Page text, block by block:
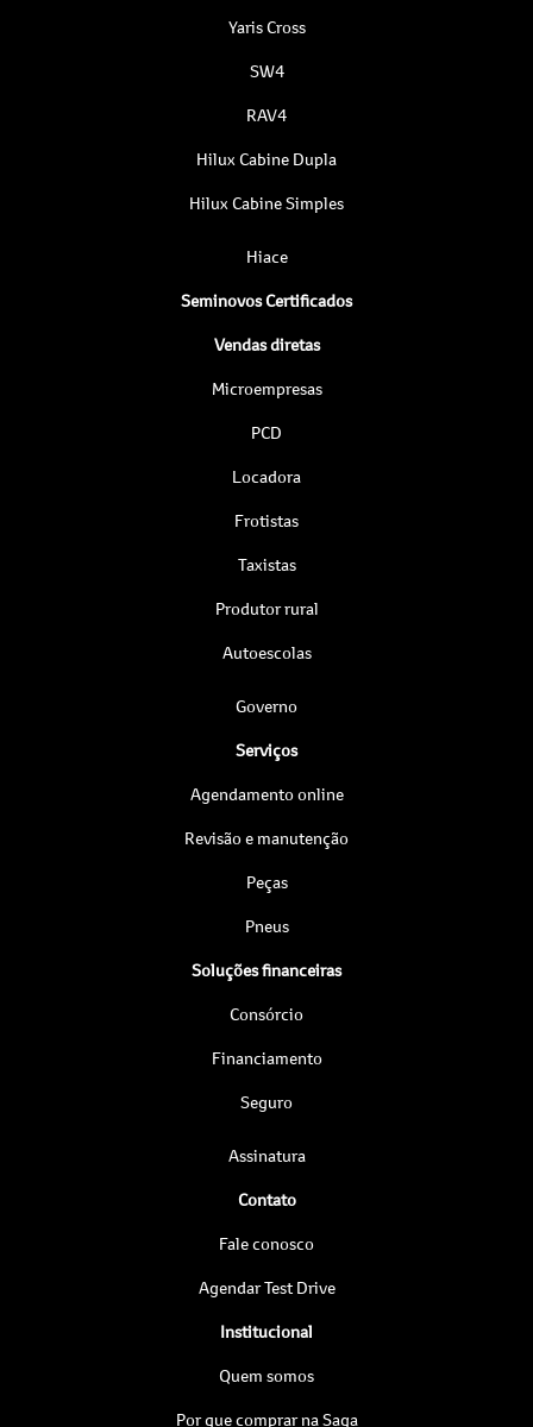
Yaris Cross
SW4
RAV4
Hilux Cabine Dupla
Hilux Cabine Simples
Hiace
Seminovos Certificados
Vendas diretas
Microempresas
PCD
Locadora
Frotistas
Taxistas
Produtor rural
Autoescolas
Governo
Serviços
Agendamento online
Revisão e manutenção
Peças
Pneus
Soluções financeiras
Consórcio
Financiamento
Seguro
Assinatura
Contato
Fale conosco
Agendar Test Drive
Institucional
Quem somos
Por que comprar na Saga